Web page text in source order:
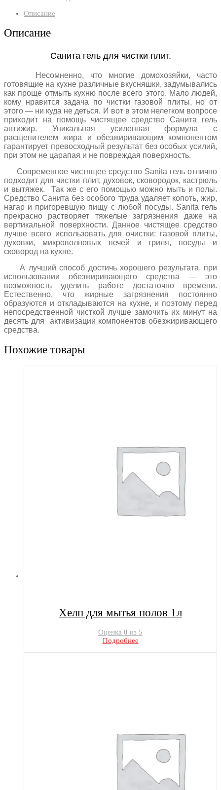
Описание
Описание
Санита гель для чистки плит.
Несомненно, что многие домохозяйки, часто
готовящие на кухне различные вкусняшки, задумывались
как проще отмыть кухню после всего этого. Мало людей,
кому нравится задача по чистки газовой плиты, но от
этого — ни куда не деться. И вот в этом нелегком вопросе
приходит на помощь чистящее средство Санита гель
антижир. Уникальная усиленная формула с
расщепителем жира и обезжиривающим компонентом
гарантирует превосходный результат без особых усилий,
при этом не царапая и не повреждая поверхность.
Современное чистящее средство Sanita гель отлично
подходит для чистки плит, духовок, сковородок, кастрюль
и вытяжек. Так же с его помощью можно мыть и полы.
Средство Санита без особого труда удаляет копоть, жир,
нагар и пригоревшую пищу с любой посуды. Sanita гель
прекрасно растворяет тяжелые загрязнения даже на
вертикальной поверхности. Данное чистящее средство
лучше всего использовать для очистки: газовой плиты,
духовки, микроволновых печей и гриля, посуды и
сковород на кухне.
А лучший способ достичь хорошего результата, при
использовании обезжиривающего средства — это
возможность уделить работе достаточно времени.
Естественно, что жирные загрязнения постоянно
образуются и откладываются на кухне, и поэтому перед
непосредственной чисткой лучше замочить их минут на
десять для активизации компонентов обезжиривающего
средства.
Похожие товары
Хелп для мытья полов 1л
Оценка 0 из 5
Подробнее